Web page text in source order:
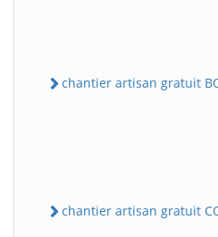
chantier artisan gratuit
chantier artisan gratuit